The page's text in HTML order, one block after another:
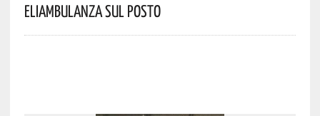
Eliambulanza Sul Posto